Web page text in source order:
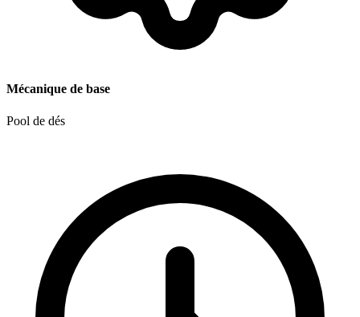
Mécanique de base
Pool de dés